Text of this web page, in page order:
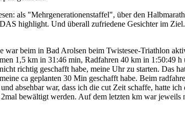
als "Mehrgenerationenstaffel", über den
highlight. Und überall zufriedene Gesichter im
war beim in Bad Arolsen beim Twistesee-Triathlon
1,5 km in 31:46 min, Radfahren 40 km in 1:50:49
richtig geschafft habe, meine Uhr zu starten. Das
ca geplanten 30 Min geschafft habe. Beim
absehbar war, dass ich die cut Zeit schaffe, hatte
bewältigt werden. Auf dem letzten km war